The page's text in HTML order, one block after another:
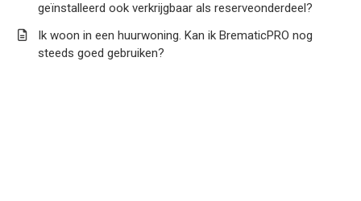
geïnstalleerd ook verkrijgbaar als reserveonderdeel?
Ik woon in een huurwoning. Kan ik BrematicPRO nog
steeds goed gebruiken?